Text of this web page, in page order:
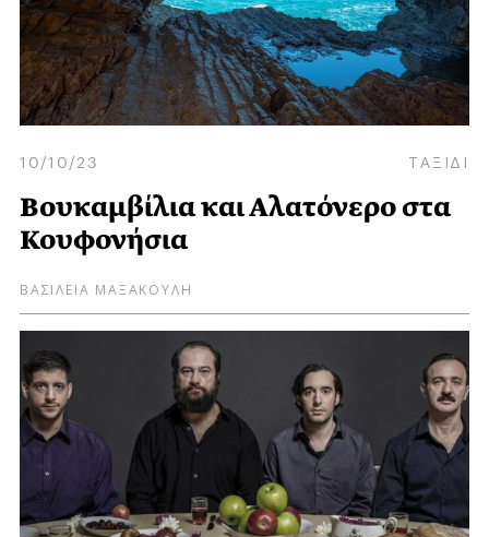
10/10/23 ΤΑΞΙΔΙ
Βουκαμβίλια και Αλατόνερο στα
Κουφονήσια
ΒΑΣΙΛΕΙΑ ΜΑΞΑΚΟΥΛΗ